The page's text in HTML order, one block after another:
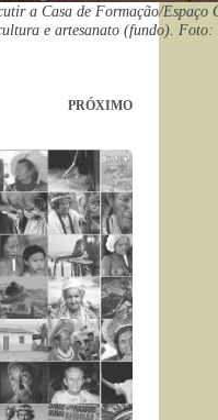
a Casa de Formação/
e artesanato (fundo).
PRÓXIMO